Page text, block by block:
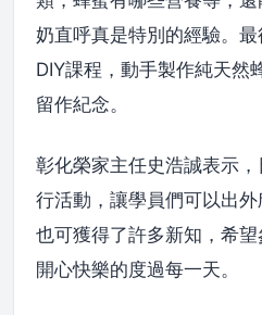
奶直呼真是特別的經驗。
DIY課程，動手製作純天然
留作紀念。
彰化榮家主任史浩誠表示
行活動，讓學員們可以出外
也可獲得了許多新知，希
開心快樂的度過每一天。